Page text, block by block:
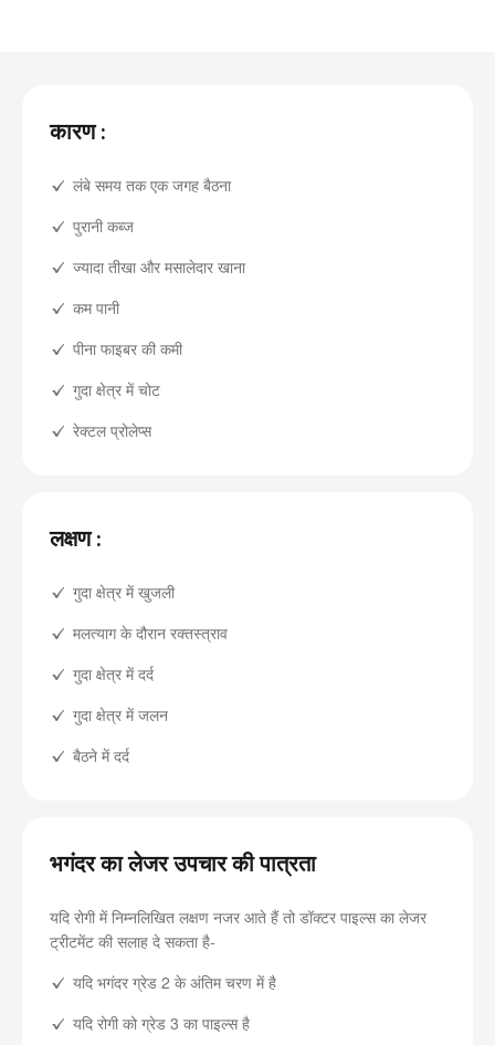
कारण :
लंबे समय तक एक जगह बैठना
पुरानी कब्ज
ज्यादा तीखा और मसालेदार खाना
कम पानी
पीना फाइबर की कमी
गुदा क्षेत्र में चोट
रेक्टल प्रोलेप्स
लक्षण :
गुदा क्षेत्र में खुजली
मलत्याग के दौरान रक्तस्त्राव
गुदा क्षेत्र में दर्द
गुदा क्षेत्र में जलन
बैठने में दर्द
भगंदर का लेजर उपचार की पात्रता
यदि रोगी में निम्नलिखित लक्षण नजर आते हैं तो डॉक्टर पाइल्स का लेजर
ट्रीटमेंट की सलाह दे सकता है-
यदि भगंदर ग्रेड 2 के अंतिम चरण में है
यदि रोगी को ग्रेड 3 का पाइल्स है